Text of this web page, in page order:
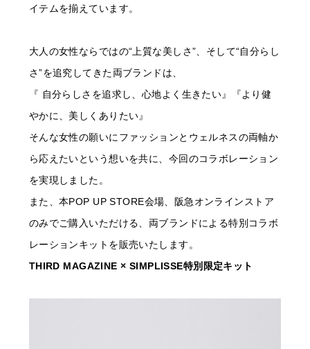
イテムを揃えています。
大人の女性ならではの“上質な美しさ”、そして“自分らし
さ”を追究してきた両ブランドは、
『 自分らしさを追求し、心地よく生きたい』『より健
やかに、美しくありたい』
そんな女性の願いにファッションとウェルネスの両軸か
ら応えたいという想いを共に、今回のコラボレーション
を実現しました。
また、本POP UP STORE会場、阪急オンラインストア
のみでご購入いただける、両ブランドによる特別コラボ
レーションキットを販売いたします。
THIRD MAGAZINE × SIMPLISSE特別限定キット